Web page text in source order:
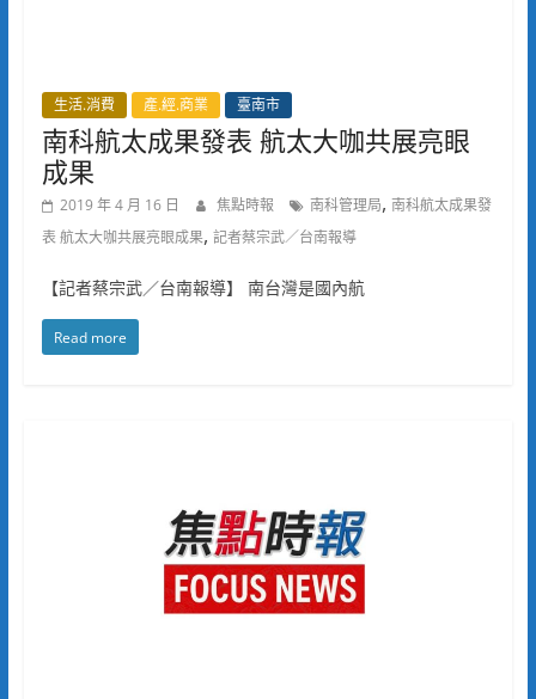
生活.消費 產.經.商業 臺南市
南科航太成果發表 航太大咖共展亮眼
成果
2019 年 4 月 16 日 焦點時報 南科管理局, 南科航太成果發
表 航太大咖共展亮眼成果, 記者蔡宗武／台南報導
【記者蔡宗武／台南報導】 南台灣是國內航
Read more